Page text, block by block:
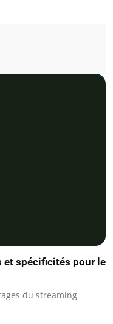
et spécificités pour le
du streaming